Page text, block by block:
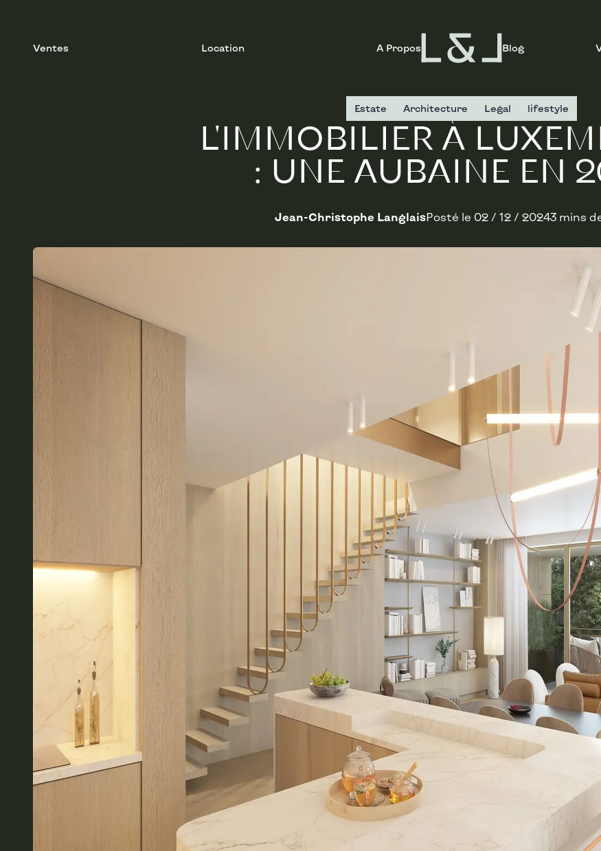
Ventes Location A Propos Blog
L'IMMOBILIER À
: UNE AUBAINE EN
Estate Architecture Legal lifestyle
Jean-Christophe LanglaisPosté le 02 / 12 / 20243 mins